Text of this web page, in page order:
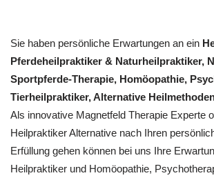
Sie haben persönliche Erwartungen an ein
Pferdeheilpraktiker & Naturheilpraktiker,
Sportpferde-Therapie, ‎Homöopathie,
‎Tierheilpraktiker, Alternative
Als innovative Magnetfeld Therapie Experte
Heilpraktiker Alternative nach Ihren
Erfüllung gehen können bei uns Ihre
Heilpraktiker und ‎Homöopathie,